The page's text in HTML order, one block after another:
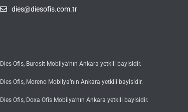
dies@diesofis.com.tr
Dies Ofis, Burosit Mobilya’nın Ankara yetkili bayisidir.
Dies Ofis, Moreno Mobilya’nın Ankara yetkili bayisidir.
Dies Ofis, Doxa Ofis Mobilya’nın Ankara yetkili bayisidir.